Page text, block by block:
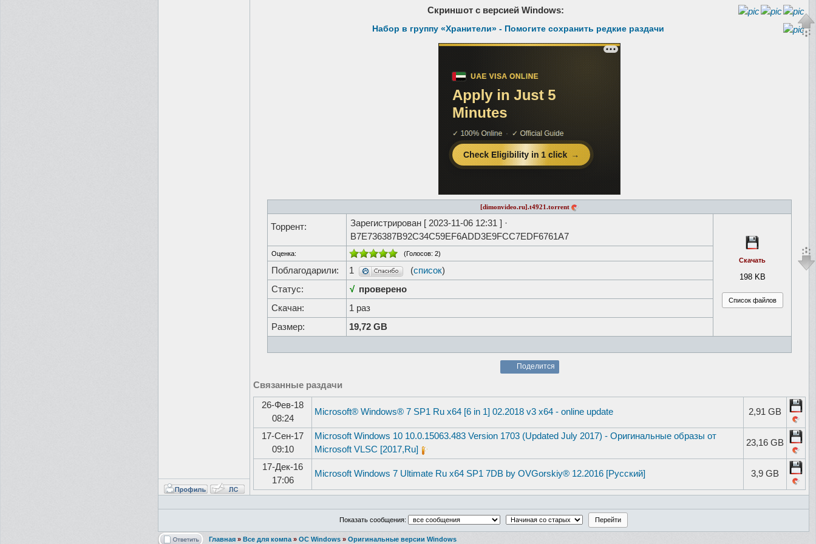
Скриншот с версией Windows:
Набор в группу «Хранители» - Помогите сохранить редкие раздачи
[dimonvideo.ru].t4921.torrent
Торрент: Зарегистрирован [ 2023-11-06 12:31 ] ·
B7E736387B92C34C59EF6ADD3E9FCC7EDF6761A7
Скачать
198 KB
Оценка: (Голосов: 2)
Поблагодарили: 1 (список)
Статус:
√ проверено
Скачан:
1 раз
Размер:
19,72 GB
Поделится
Связанные раздачи
26-Фев-18
08:24
Microsoft® Windows® 7 SP1 Ru x64 [6 in 1] 02.2018 v3 x64 - online update 2,91 GB
17-Сен-17
09:10
Microsoft Windows 10 10.0.15063.483 Version 1703 (Updated July 2017) - Оригинальные образы от
Microsoft VLSC [2017,Ru]
23,16 GB
17-Дек-16
17:06
Microsoft Windows 7 Ultimate Ru x64 SP1 7DB by OVGorskiy® 12.2016 [Русский] 3,9 GB
Показать сообщения:
Главная » Все для компа » ОС Windows » Оригинальные версии Windows